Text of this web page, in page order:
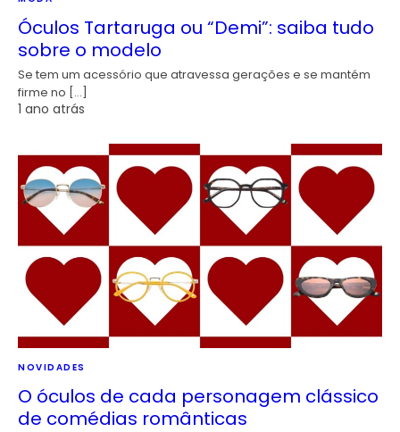
Óculos Tartaruga ou “Demi”: saiba tudo
sobre o modelo
Se tem um acessório que atravessa gerações e se mantém
firme no […]
1 ano atrás
NOVIDADES
O óculos de cada personagem clássico
de comédias românticas